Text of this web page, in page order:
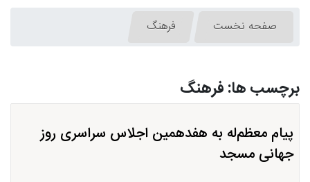
صفحه نخست فرهنگ
برچسب ها: فرهنگ
پیام معظم‌له به هفدهمین اجلاس سراسری روز
جهانی مسجد